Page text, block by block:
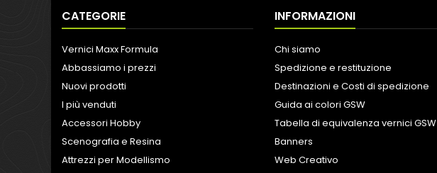
CATEGORIE
Vernici Maxx Formula
Abbassiamo i prezzi
Nuovi prodotti
I più venduti
Accessori Hobby
Scenografia e Resina
Attrezzi per Modellismo
INFORMAZIONI
Chi siamo
Spedizione e restituzione
Destinazioni e Costi di spedizione
Guida ai colori GSW
Tabella di equivalenza vernici GSW
Banners
Web Creativo